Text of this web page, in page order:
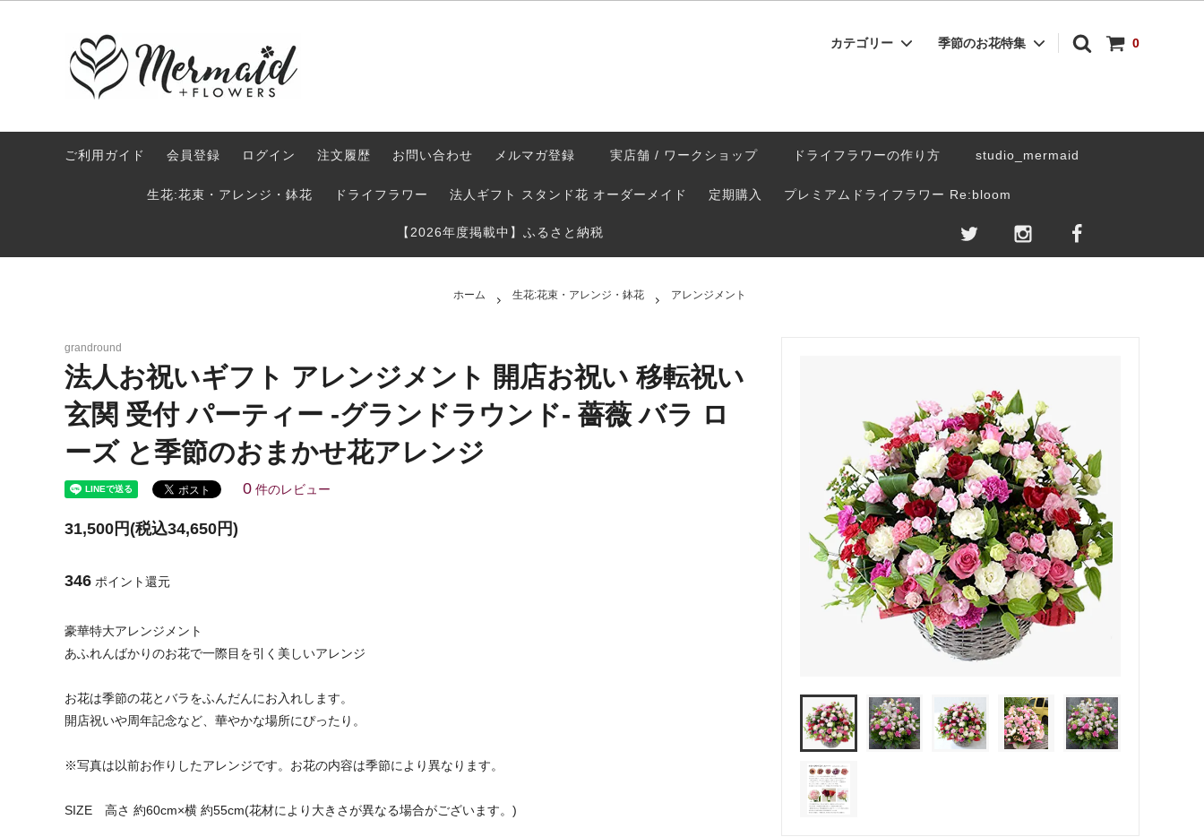
0
カテゴリー
プレミアムドライフラワー Re:bloom
法人ギフト スタンド花 オーダーメイド
プリザーブドフラワー フレグランスソープフラワー サブスクリプション-定期購入-
オプション・同梱おすすめアイテム
季節のお花特集
サマーギフト特集 2026
ご利用ガイド 会員登録 ログイン 注文履歴 お問い合わせ メルマガ登録 実店舗 / ワークショップ ドライフラワーの作り方 studio_mermaid
生花:花束・アレンジ・鉢花 ドライフラワー 法人ギフト スタンド花 オーダーメイド 定期購入 プレミアムドライフラワー Re:bloom
【2026年度掲載中】ふるさと納税
ホーム 生花:花束・アレンジ・鉢花 アレンジメント
grandround
法人お祝いギフト アレンジメント 開店お祝い 移転祝い
玄関 受付 パーティー -グランドラウンド- 薔薇 バラ ロ
ーズ と季節のおまかせ花アレンジ
0 件のレビュー
31,500円(税込34,650円)
346 ポイント還元
豪華特大アレンジメント
あふれんばかりのお花で一際目を引く美しいアレンジ
お花は季節の花とバラをふんだんにお入れします。
開店祝いや周年記念など、華やかな場所にぴったり。
※写真は以前お作りしたアレンジです。お花の内容は季節により異なります。
SIZE 高さ 約60cm×横 約55cm(花材により大きさが異なる場合がございます。)